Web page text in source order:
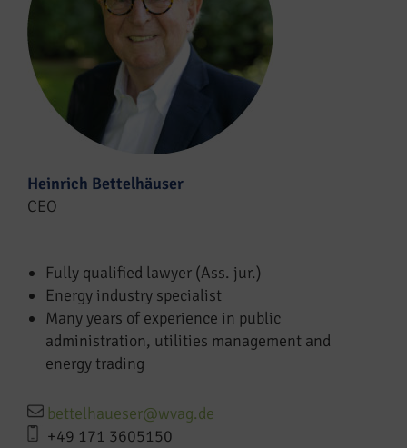
Heinrich Bettelhäuser
CEO
Fully qualified lawyer (Ass. jur.)
Energy industry specialist
Many years of experience in public
administration, utilities management and
energy trading
bettelhaueser@wvag.de
+49 171 3605150